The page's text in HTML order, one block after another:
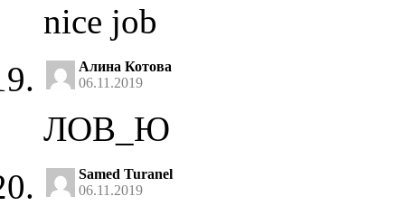
nice job
Алина Котова
06.11.2019
ЛОВ_Ю
Samed Turanel
06.11.2019